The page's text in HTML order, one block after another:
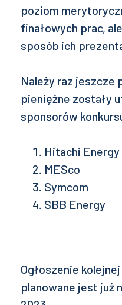
poziom
finałowych prac,
sposób ich
Należy raz jeszcze
pieniężne zostały
sponsorów
Hitachi Energy
MESco
Symcom
SBB Energy
Ogłoszenie
planowane jest już